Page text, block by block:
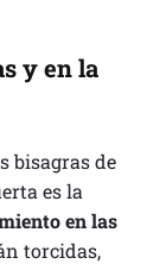
y en la
bisagras de
es la
en las
torcidas,